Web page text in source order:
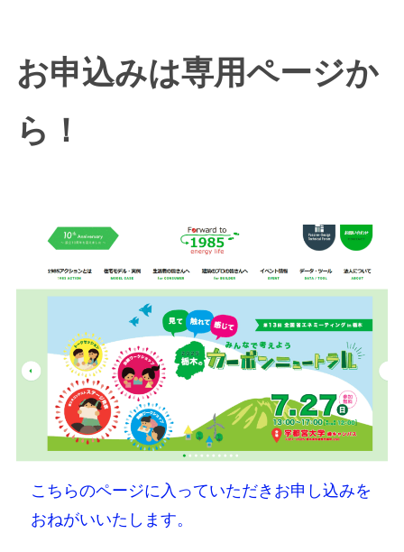
お申込みは専用ページか
ら！
こちらのページに入っていただきお申し込みを
おねがいいたします。